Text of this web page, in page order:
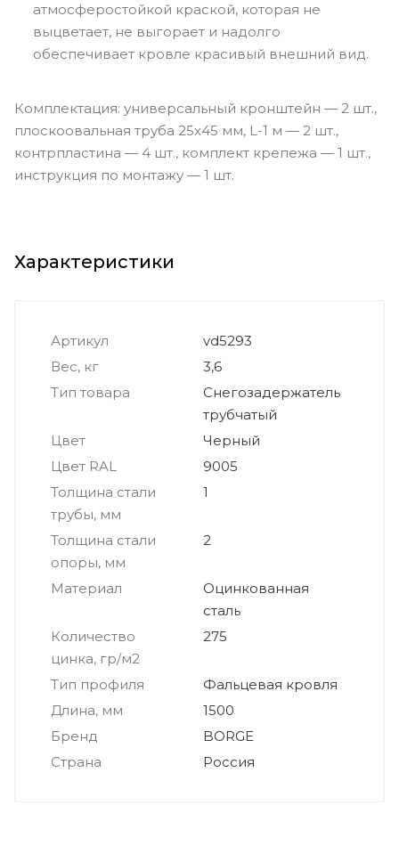
атмосферостойкой краской, которая не
выцветает, не выгорает и надолго
обеспечивает кровле красивый внешний вид.
Комплектация: универсальный кронштейн — 2 шт.,
плоскоовальная труба 25х45 мм, L-1 м — 2 шт.,
контрпластина — 4 шт., комплект крепежа — 1 шт.,
инструкция по монтажу — 1 шт.
Характеристики
Артикул
vd5293
Вес, кг
3,6
Тип товара
Снегозадержатель
трубчатый
Цвет
Черный
Цвет RAL
9005
Толщина стали
трубы, мм
1
Толщина стали
опоры, мм
2
Материал
Оцинкованная
сталь
Количество
цинка, гр/м2
275
Тип профиля
Фальцевая кровля
Длина, мм
1500
Бренд
BORGE
Страна
Россия